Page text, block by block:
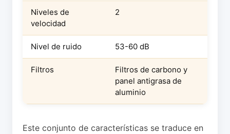
Niveles de
velocidad
2
Nivel de ruido 53-60 dB
Filtros
Filtros de carbono y
panel antigrasa de
aluminio
Este conjunto de características se traduce en